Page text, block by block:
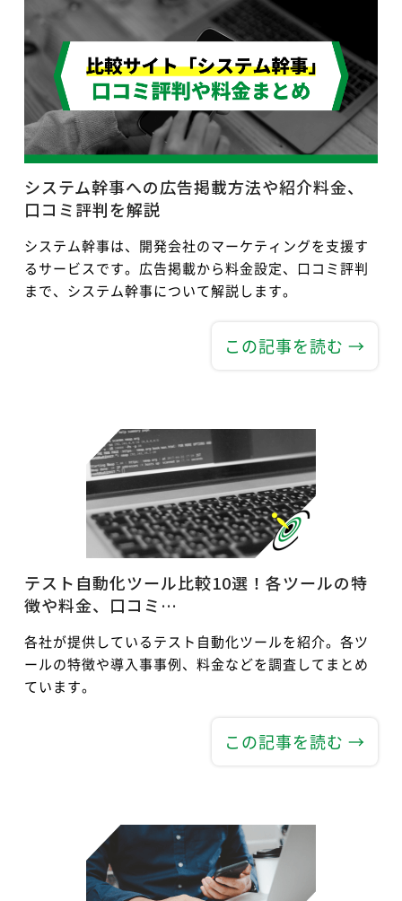
システム幹事への広告掲載方法や紹介料金、
口コミ評判を解説
システム幹事は、開発会社のマーケティングを支援す
るサービスです。広告掲載から料金設定、口コミ評判
まで、システム幹事について解説します。
この記事を読む →
テスト自動化ツール比較10選！各ツールの特
徴や料金、口コミ…
各社が提供しているテスト自動化ツールを紹介。各ツ
ールの特徴や導入事事例、料金などを調査してまとめ
ています。
この記事を読む →